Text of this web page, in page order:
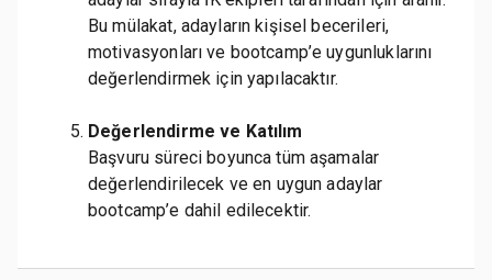
Bu mülakat, adayların kişisel becerileri,
motivasyonları ve bootcamp’e uygunluklarını
değerlendirmek için yapılacaktır.
Değerlendirme ve Katılım
Başvuru süreci boyunca tüm aşamalar
değerlendirilecek ve en uygun adaylar
bootcamp’e dahil edilecektir.